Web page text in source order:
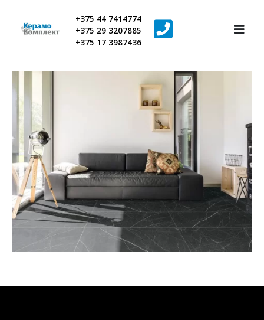
+375 44 7414774
+375 29 3207885
+375 17 3987436